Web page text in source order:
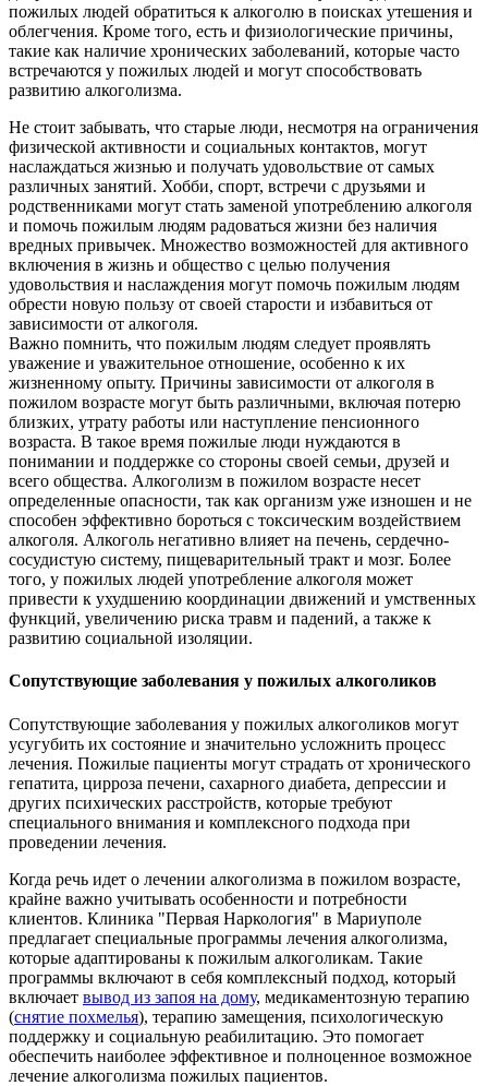
пожилых людей обратиться к алкоголю в поисках утешения и
облегчения. Кроме того, есть и физиологические причины,
такие как наличие хронических заболеваний, которые часто
встречаются у пожилых людей и могут способствовать
развитию алкоголизма.
Не стоит забывать, что старые люди, несмотря на ограничения
физической активности и социальных контактов, могут
наслаждаться жизнью и получать удовольствие от самых
различных занятий. Хобби, спорт, встречи с друзьями и
родственниками могут стать заменой употреблению алкоголя
и помочь пожилым людям радоваться жизни без наличия
вредных привычек. Множество возможностей для активного
включения в жизнь и общество с целью получения
удовольствия и наслаждения могут помочь пожилым людям
обрести новую пользу от своей старости и избавиться от
зависимости от алкоголя.
Важно помнить, что пожилым людям следует проявлять
уважение и уважительное отношение, особенно к их
жизненному опыту. Причины зависимости от алкоголя в
пожилом возрасте могут быть различными, включая потерю
близких, утрату работы или наступление пенсионного
возраста. В такое время пожилые люди нуждаются в
понимании и поддержке со стороны своей семьи, друзей и
всего общества. Алкоголизм в пожилом возрасте несет
определенные опасности, так как организм уже изношен и не
способен эффективно бороться с токсическим воздействием
алкоголя. Алкоголь негативно влияет на печень, сердечно-
сосудистую систему, пищеварительный тракт и мозг. Более
того, у пожилых людей употребление алкоголя может
привести к ухудшению координации движений и умственных
функций, увеличению риска травм и падений, а также к
развитию социальной изоляции.
Сопутствующие заболевания у пожилых алкоголиков
Сопутствующие заболевания у пожилых алкоголиков могут
усугубить их состояние и значительно усложнить процесс
лечения. Пожилые пациенты могут страдать от хронического
гепатита, цирроза печени, сахарного диабета, депрессии и
других психических расстройств, которые требуют
специального внимания и комплексного подхода при
проведении лечения.
Когда речь идет о лечении алкоголизма в пожилом возрасте,
крайне важно учитывать особенности и потребности
клиентов. Клиника "Первая Наркология" в Мариуполе
предлагает специальные программы лечения алкоголизма,
которые адаптированы к пожилым алкоголикам. Такие
программы включают в себя комплексный подход, который
включает вывод из запоя на дому, медикаментозную терапию
(снятие похмелья), терапию замещения, психологическую
поддержку и социальную реабилитацию. Это помогает
обеспечить наиболее эффективное и полноценное возможное
лечение алкоголизма пожилых пациентов.